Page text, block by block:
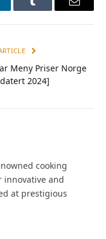
Tumblr Email
Meny Priser Norge
2024]
cooking
innovative and
at prestigious